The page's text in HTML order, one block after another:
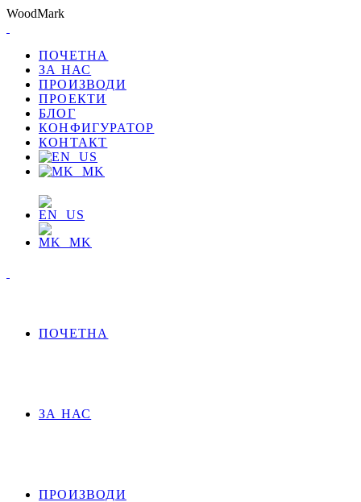
WoodMark
ПОЧЕТНА
ЗА НАС
ПРОИЗВОДИ
ПРОЕКТИ
БЛОГ
КОНФИГУРАТОР
КОНТАКТ
ПОЧЕТНА
ЗА НАС
ПРОИЗВОДИ